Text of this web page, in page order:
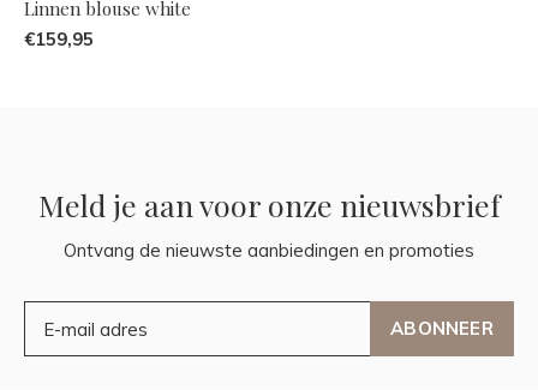
Linnen blouse white
€159,95
Meld je aan voor onze nieuwsbrief
Ontvang de nieuwste aanbiedingen en promoties
ABONNEER